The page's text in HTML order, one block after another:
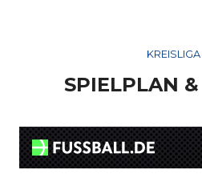
KREISLIGA
SPIELPLAN